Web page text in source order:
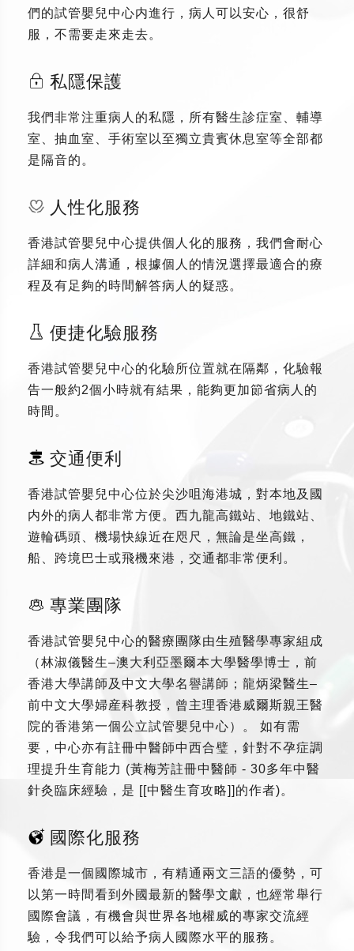
們的試管嬰兒中心内進行，病人可以安心，很舒
服，不需要走來走去。
私隱保護
我們非常注重病人的私隱，所有醫生診症室、輔導
室、抽血室、手術室以至獨立貴賓休息室等全部都
是隔音的。
人性化服務
香港試管嬰兒中心提供個人化的服務，我們會耐心
詳細和病人溝通，根據個人的情況選擇最適合的療
程及有足夠的時間解答病人的疑惑。
便捷化驗服務
香港試管嬰兒中心的化驗所位置就在隔鄰，化驗報
告一般約2個小時就有結果，能夠更加節省病人的
時間。
交通便利
香港試管嬰兒中心位於尖沙咀海港城，對本地及國
内外的病人都非常方便。西九龍高鐵站、地鐵站、
遊輪碼頭、機場快線近在咫尺，無論是坐高鐵，
船、跨境巴士或飛機來港，交通都非常便利。
專業團隊
香港試管嬰兒中心的醫療團隊由生殖醫學專家組成
（林淑儀醫生–澳大利亞墨爾本大學醫學博士，前
香港大學講師及中文大學名譽講師；龍炳梁醫生–
前中文大學婦産科教授，曾主理香港威爾斯親王醫
院的香港第一個公立試管嬰兒中心）。 如有需
要，中心亦有註冊中醫師中西合璧，針對不孕症調
理提升生育能力 (黃梅芳註冊中醫師 - 30多年中醫
針灸臨床經驗，是 [[中醫生育攻略]]的作者)。
國際化服務
香港是一個國際城市，有精通兩文三語的優勢，可
以第一時間看到外國最新的醫學文獻，也經常舉行
國際會議，有機會與世界各地權威的專家交流經
驗，令我們可以給予病人國際水平的服務。